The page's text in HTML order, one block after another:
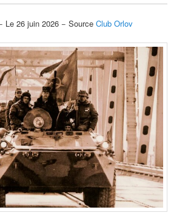
Le 26 juin 2026 − SourceClub Orlov